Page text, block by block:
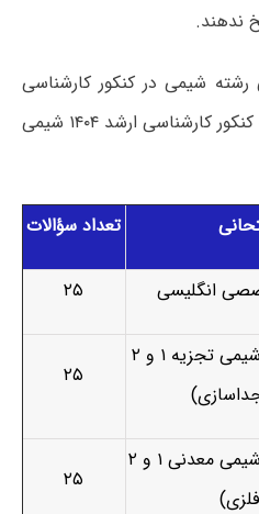
ندهند.
شیمی در کنکور کارشناسی
ارشد بر اساس دفترچه سؤالات کنکور کارشناسی ارشد ۱۴۰۴ شیمی
تعداد سؤالات
انگلیسی ۲۵
شیمی تجزیه (دروس شیمی تجزیه ۱ و ۲
۲۵
شیمی معدنی (دروس شیمی معدنی ۱ و ۲
۲۵